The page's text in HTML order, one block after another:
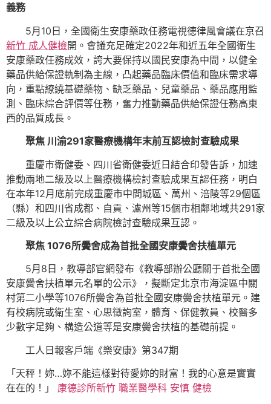
義務
5月10日，全國衛生安康藥政任務電視德律風會議在京召
新竹 成人健檢開。會議充足確定2022年和近五年全國衛生
安康藥政任務成效，誇大要保持以國民安康為中間，以健全
藥品供給保證軌制為主線，凸起藥品臨床價值和臨床需求導
向，重點繚繞基礎藥物、缺乏藥品、兒童藥品、藥品應用監
測、臨床綜合評價等任務，奮力推動藥品供給保證任務高東
西的品質成長。
聚焦 川渝291家醫療機構年末前互認檢討查驗成果
重慶市衛健委、四川省衛健委近日結合印發告訴，加速
推動兩地二級及以上醫療機構檢討查驗成果互認任務，明白
在本年12月底前完成重慶市中間城區、萬州、涪陵等29個區
（縣）和四川省成都、自貢、瀘州等15個市相鄰地域共291家
二級及以上公立綜合病院檢討查驗成果互認。
聚焦 1076所黌舍成為首批全國安康黌舍扶植單元
5月8日，教導部官網發布《教導部辦公廳關于首批全國
安康黌舍扶植單元名單的公示》，擬斷定北京市海淀區中關
村第二小學等1076所黌舍為首批全國安康黌舍扶植單元。建
有校病院或衛生室、心思徵詢室，體育、保健教員、校醫多
少數字足夠、構造公道等是安康黌舍扶植的基礎前提。
工人日報客戶端《樂安康》第347期
「天秤！妳…妳不能這樣對待愛妳的財富！我的心意是實實
在在的！」 康德診所新竹 職業醫學科 安慎 健檢